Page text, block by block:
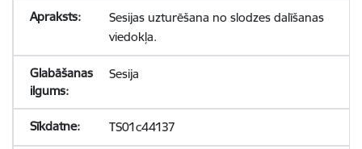
Sesijas uzturēšana no slodzes dalīšanas
viedokļa.
Sesija
TS01c44137